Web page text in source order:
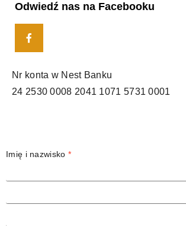
Odwiedź nas na Facebooku
Nr konta w Nest Banku
24 2530 0008 2041 1071 5731 0001
Imię i nazwisko *